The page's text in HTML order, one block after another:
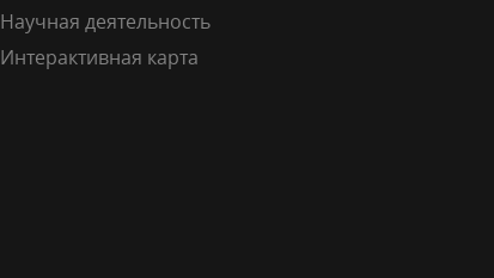
Научная деятельность
Интерактивная карта